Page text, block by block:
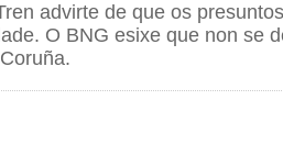
advirte de que os
O BNG esixe que non se